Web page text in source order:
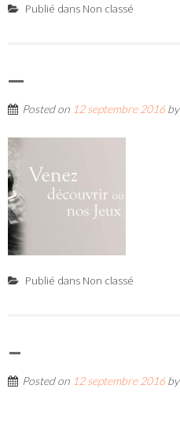
Publié dans Non classé
—
Posted on 12 septembre 2016by
Publié dans Non classé
–
Posted on 12 septembre 2016by